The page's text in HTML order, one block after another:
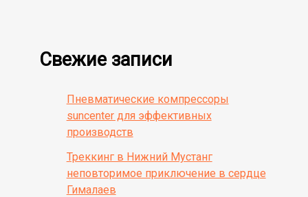
Свежие записи
Пневматические компрессоры
suncenter для эффективных
производств
Треккинг в Нижний Мустанг
неповторимое приключение в сердце
Гималаев